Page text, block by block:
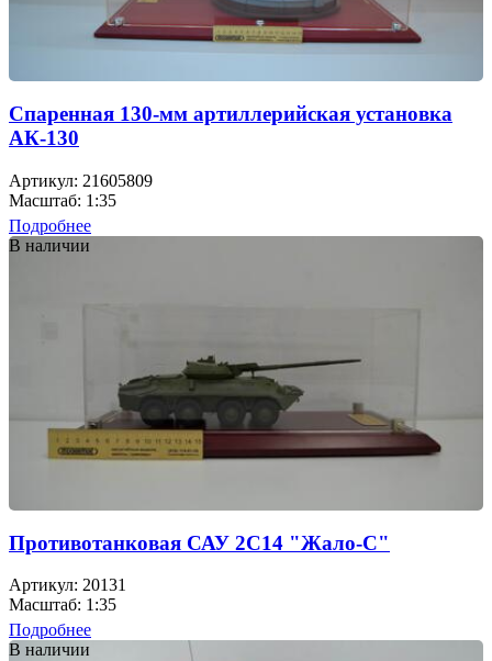
Спаренная 130-мм артиллерийская установка
АК-130
Артикул: 21605809
Масштаб: 1:35
Подробнее
В наличии
Противотанковая САУ 2C14 "Жало-С"
Артикул: 20131
Масштаб: 1:35
Подробнее
В наличии